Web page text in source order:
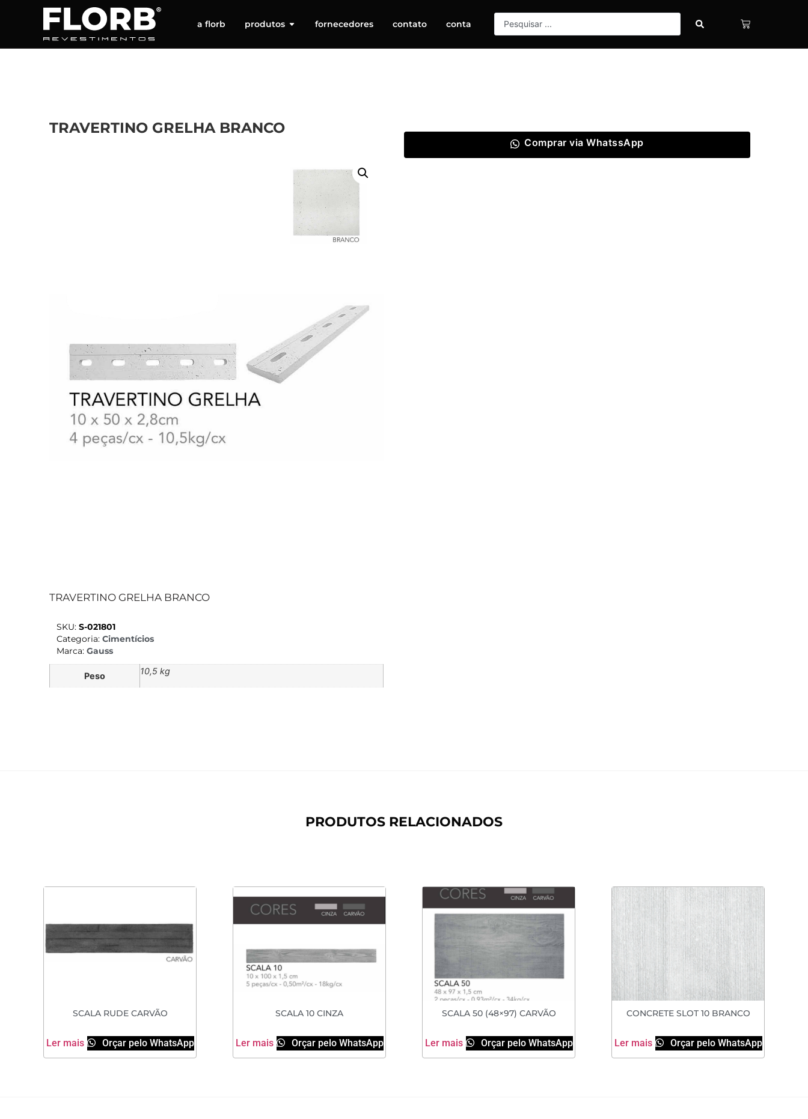
a florb produtos fornecedores contato conta
TRAVERTINO GRELHA BRANCO
TRAVERTINO GRELHA BRANCO
SKU: S-021801
Categoria: Cimentícios
Marca: Gauss
Peso 10,5 kg
Comprar via WhatssApp
PRODUTOS RELACIONADOS
SCALA RUDE CARVÃO
Ler mais Orçar pelo WhatsApp
SCALA 10 CINZA
Ler mais Orçar pelo WhatsApp
SCALA 50 (48×97) CARVÃO
Ler mais Orçar pelo WhatsApp
CONCRETE SLOT 10 BRANCO
Ler mais Orçar pelo WhatsApp